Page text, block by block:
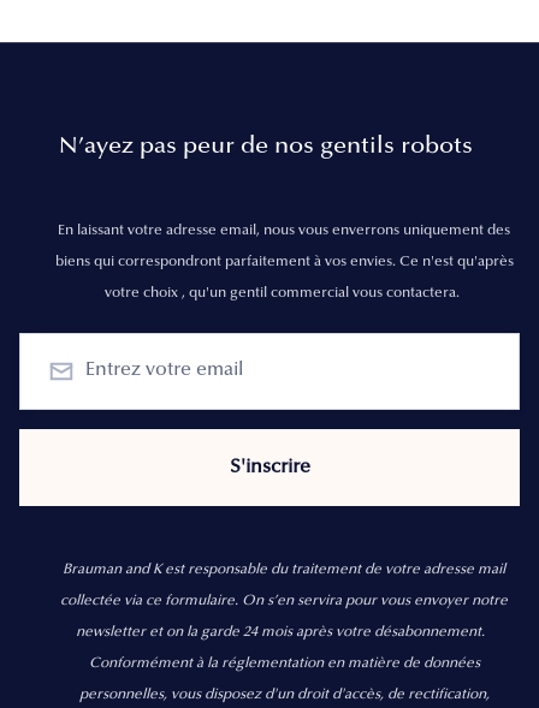
N’ayez pas peur de nos gentils robots
En laissant votre adresse email, nous vous enverrons uniquement des
biens qui correspondront parfaitement à vos envies. Ce n'est qu'après
votre choix , qu'un gentil commercial vous contactera.
Brauman and K est responsable du traitement de votre adresse mail
collectée via ce formulaire. On s’en servira pour vous envoyer notre
newsletter et on la garde 24 mois après votre désabonnement.
Conformément à la réglementation en matière de données
personnelles, vous disposez d'un droit d'accès, de rectification,